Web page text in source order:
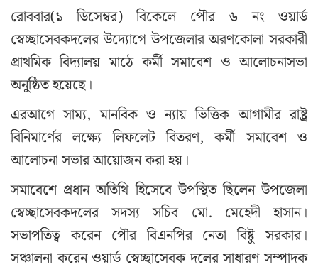
রোববার(১ ডিসেম্বর) বিকেলে পৌর ৬ নং ওয়ার্ড
স্বেচ্ছাসেবকদলের উদ্যোগে উপজেলার অরণকোলা সরকারী
প্রাথমিক বিদ্যালয় মাঠে কর্মী সমাবেশ ও আলোচনাসভা
অনুষ্ঠিত হয়েছে।
এরআগে সাম্য, মানবিক ও ন্যায় ভিত্তিক আগামীর রাষ্ট্র
বিনিমার্ণের লক্ষ্যে লিফলেট বিতরণ, কর্মী সমাবেশ ও
আলোচনা সভার আয়োজন করা হয়।
সমাবেশে প্রধান অতিথি হিসেবে উপস্থিত ছিলেন উপজেলা
স্বেচ্ছাসেবকদলের সদস্য সচিব মো. মেহেদী হাসান।
সভাপতিত্ব করেন পৌর বিএনপির নেতা বিষ্টু সরকার।
সঞ্চালনা করেন ওয়ার্ড স্বেচ্ছাসেবক দলের সাধারণ সম্পাদক